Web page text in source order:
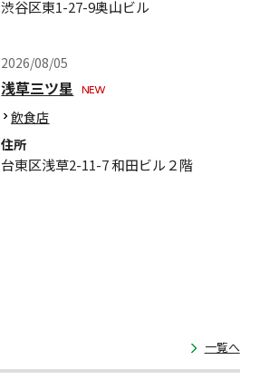
渋谷区東1-27-9奥山ビル
2026/08/05
浅草三ツ星
飲食店
住所
台東区浅草2-11-7 和田ビル２階
一覧へ